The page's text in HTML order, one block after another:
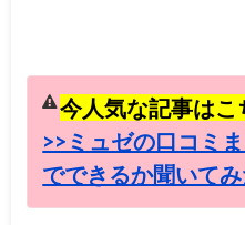
今人気な記事はこ
>>ミュゼの口コミ
でできるか聞いてみ